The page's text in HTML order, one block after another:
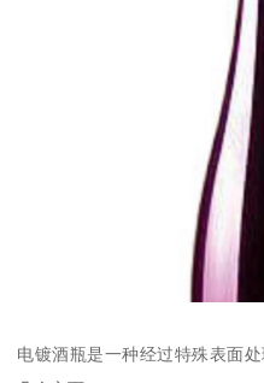
电镀酒瓶是一种经过特殊表面